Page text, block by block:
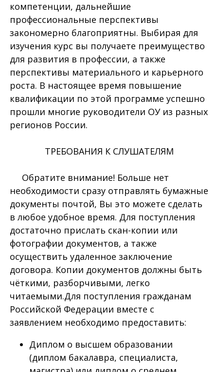
компетенции, дальнейшие
профессиональные перспективы
закономерно благоприятны. Выбирая для
изучения курс вы получаете преимущество
для развития в профессии, а также
перспективы материального и карьерного
роста. В настоящее время повышение
квалификации по этой программе успешно
прошли многие руководители ОУ из разных
регионов России.
ТРЕБОВАНИЯ К СЛУШАТЕЛЯМ
Обратите внимание! Больше нет
необходимости сразу отправлять бумажные
документы почтой, Вы это можете сделать
в любое удобное время. Для поступления
достаточно прислать скан-копии или
фотографии документов, а также
осуществить удаленное заключение
договора. Копии документов должны быть
чёткими, разборчивыми, легко
читаемыми.Для поступления гражданам
Российской Федерации вместе с
заявлением необходимо предоставить:
Диплом о высшем образовании
(диплом бакалавра, специалиста,